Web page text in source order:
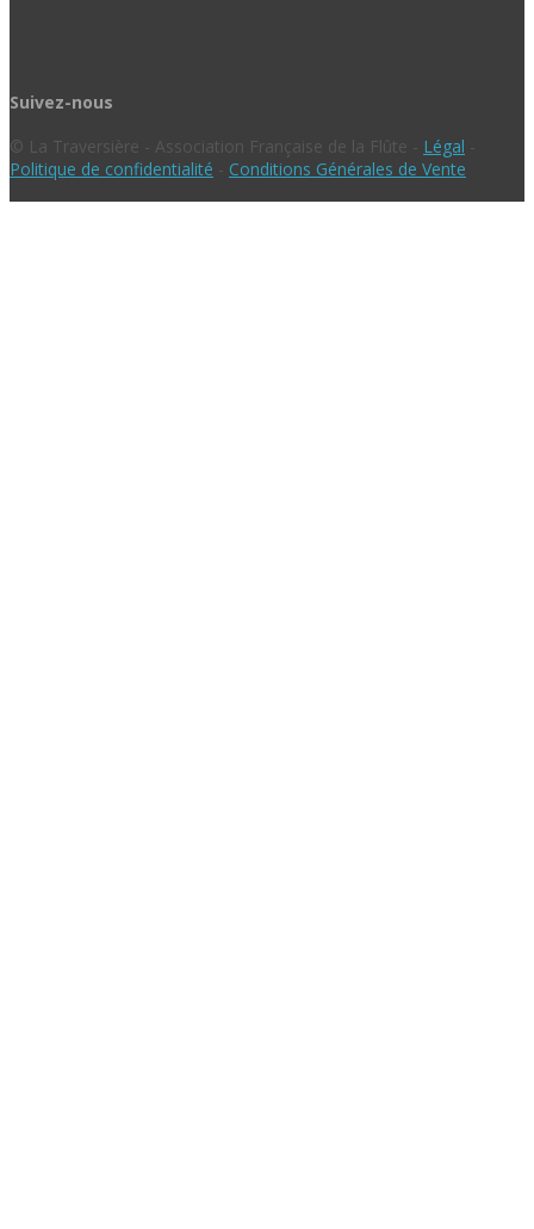
Suivez-nous
© La Traversière - Association Française de la Flûte - Légal -
Politique de confidentialité - Conditions Générales de Vente